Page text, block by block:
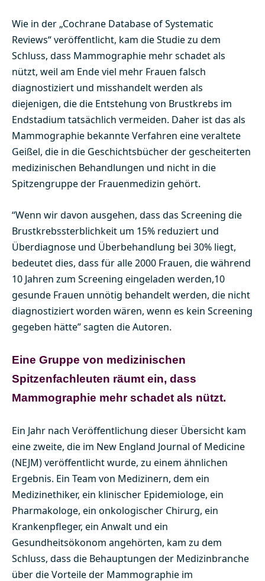
Wie in der „Cochrane Database of Systematic
Reviews“ veröffentlicht, kam die Studie zu dem
Schluss, dass Mammographie mehr schadet als
nützt, weil am Ende viel mehr Frauen falsch
diagnostiziert und misshandelt werden als
diejenigen, die die Entstehung von Brustkrebs im
Endstadium tatsächlich vermeiden. Daher ist das als
Mammographie bekannte Verfahren eine veraltete
Geißel, die in die Geschichtsbücher der gescheiterten
medizinischen Behandlungen und nicht in die
Spitzengruppe der Frauenmedizin gehört.
“Wenn wir davon ausgehen, dass das Screening die
Brustkrebssterblichkeit um 15% reduziert und
Überdiagnose und Überbehandlung bei 30% liegt,
bedeutet dies, dass für alle 2000 Frauen, die während
10 Jahren zum Screening eingeladen werden,10
gesunde Frauen unnötig behandelt werden, die nicht
diagnostiziert worden wären, wenn es kein Screening
gegeben hätte” sagten die Autoren.
Eine Gruppe von medizinischen
Spitzenfachleuten räumt ein, dass
Mammographie mehr schadet als nützt.
Ein Jahr nach Veröffentlichung dieser Übersicht kam
eine zweite, die im New England Journal of Medicine
(NEJM) veröffentlicht wurde, zu einem ähnlichen
Ergebnis. Ein Team von Medizinern, dem ein
Medizinethiker, ein klinischer Epidemiologe, ein
Pharmakologe, ein onkologischer Chirurg, ein
Krankenpfleger, ein Anwalt und ein
Gesundheitsökonom angehörten, kam zu dem
Schluss, dass die Behauptungen der Medizinbranche
über die Vorteile der Mammographie im